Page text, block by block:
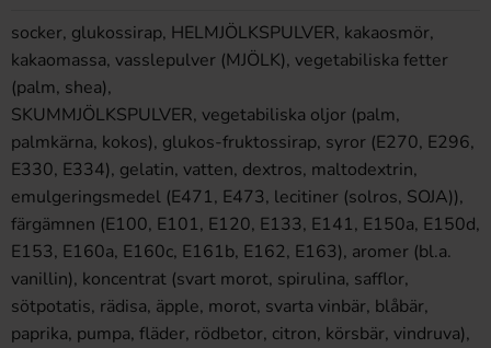
socker, glukossirap, HELMJÖLKSPULVER, kakaosmör,
kakaomassa, vasslepulver (MJÖLK), vegetabiliska fetter
(palm, shea),
SKUMMJÖLKSPULVER, vegetabiliska oljor (palm,
palmkärna, kokos), glukos-fruktossirap, syror (E270, E296,
E330, E334), gelatin, vatten, dextros, maltodextrin,
emulgeringsmedel (E471, E473, lecitiner (solros, SOJA)),
färgämnen (E100, E101, E120, E133, E141, E150a, E150d,
E153, E160a, E160c, E161b, E162, E163), aromer (bl.a.
vanillin), koncentrat (svart morot, spirulina, safflor,
sötpotatis, rädisa, äpple, morot, svarta vinbär, blåbär,
paprika, pumpa, fläder, rödbetor, citron, körsbär, vindruva),